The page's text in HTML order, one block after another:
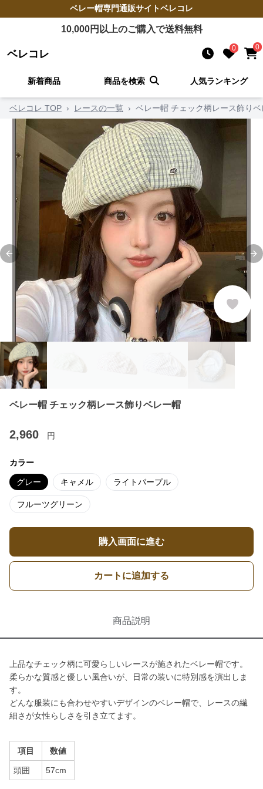
ベレー帽専門通販サイトベレコレ
10,000円以上のご購入で送料無料
ベレコレ 0 0
新着商品 商品を検索 人気ランキング
ベレコレ TOP › レースの一覧 › ベレー帽 チェック柄レース飾り
Previous slide
ベレー帽 チェック柄レース飾りベレー帽
2,960 円
カラー
グレー キャメル ライトパープル
フルーツグリーン
購入画面に進む
カートに追加する
商品説明
上品なチェック柄に可愛らしいレースが施されたベレー帽です。
柔らかな質感と優しい風合いが、日常の装いに特別感を演出しま
す。
どんな服装にも合わせやすいデザインのベレー帽で、レースの繊
細さが女性らしさを引き立てます。
項目 数値
頭囲 57cm